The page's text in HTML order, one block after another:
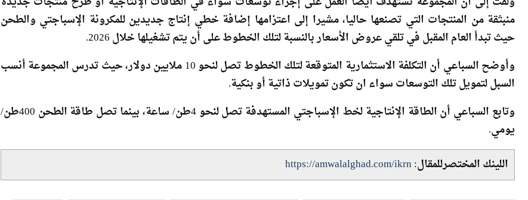
منبثقة من المنتجات التي تصنعها حاليا، مشيرا إلى اعتزامها إضافة خطي إنتاج جديدين للمكرونة الإسباجتي والطحن
حيث تبدأ العام المقبل في تلقي عروض الأسعار بالنسبة لتلك الخطوط على أن يتم تشغيلها خلال 2026.
وأوضح السباعي أن التكلفة الاستثمارية المتوقعة لتلك الخطوط تصل لنحو 10 ملايين دولار، حيث تدرس المجموعة أنسب
السبل لتمويل تلك التوسعات سواء ان تكون تمويلات ذاتية أو بنكية.
وتابع السباعي أن الطاقة الإنتاجية لخط الإسباجتي المستهدفة تصل لنحو 4طن/ ساعة، بينما تصل طاقة الطحن 400طن/
يومي.
اللينك المختصرللمقال:https://amwalalghad.com/ikrn